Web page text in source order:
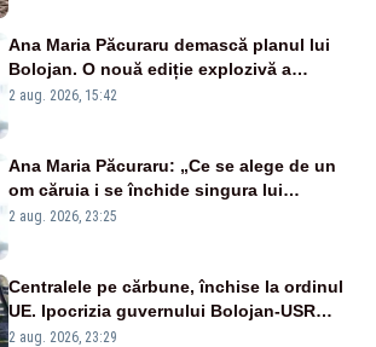
Ana Maria Păcuraru demască planul lui
Bolojan. O nouă ediție explozivă a
emisiunii „Miza Zilei” la Realitatea PLUS
2 aug. 2026, 15:42
Ana Maria Păcuraru: „Ce se alege de un
om căruia i se închide singura lui
portiță?”
2 aug. 2026, 23:25
Centralele pe cărbune, închise la ordinul
UE. Ipocrizia guvernului Bolojan-USR
după starea de alertă
2 aug. 2026, 23:29